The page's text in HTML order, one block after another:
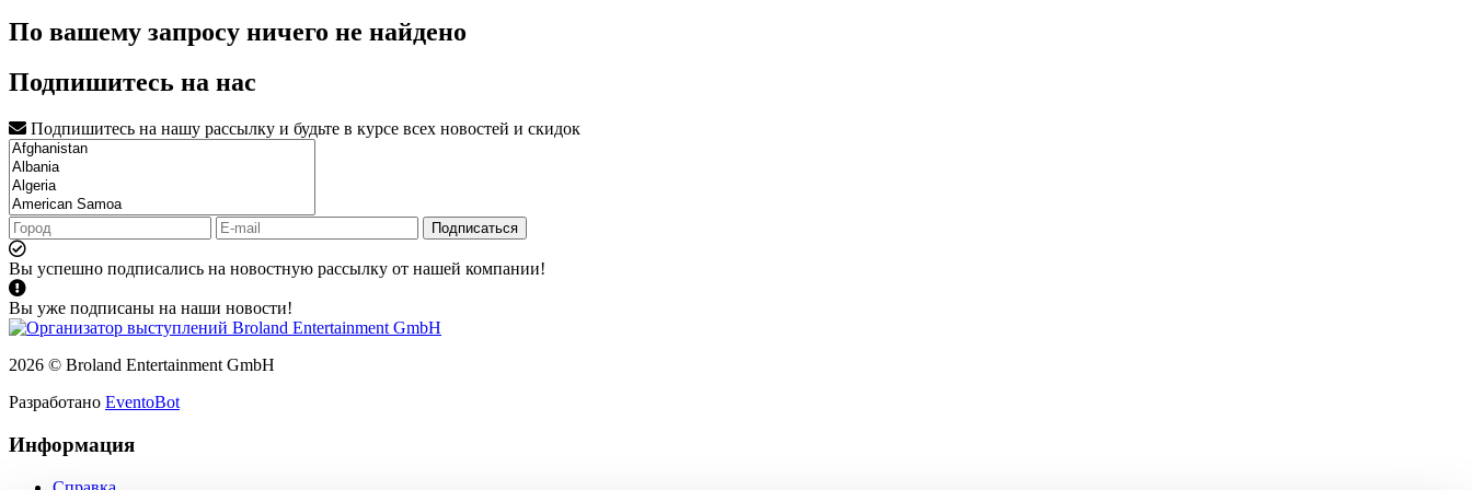
По вашему запросу ничего не найдено
Подпишитесь на нас
Подпишитесь на нашу рассылку и будьте в курсе всех новостей и скидок
Подписаться
Вы успешно подписались на новостную рассылку от нашей компании!
Вы уже подписаны на наши новости!
2026 © Broland Entertainment GmbH
Разработано EventoBot
Информация